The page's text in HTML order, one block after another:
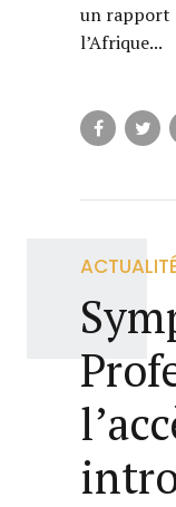
un rapport
l’Afrique...